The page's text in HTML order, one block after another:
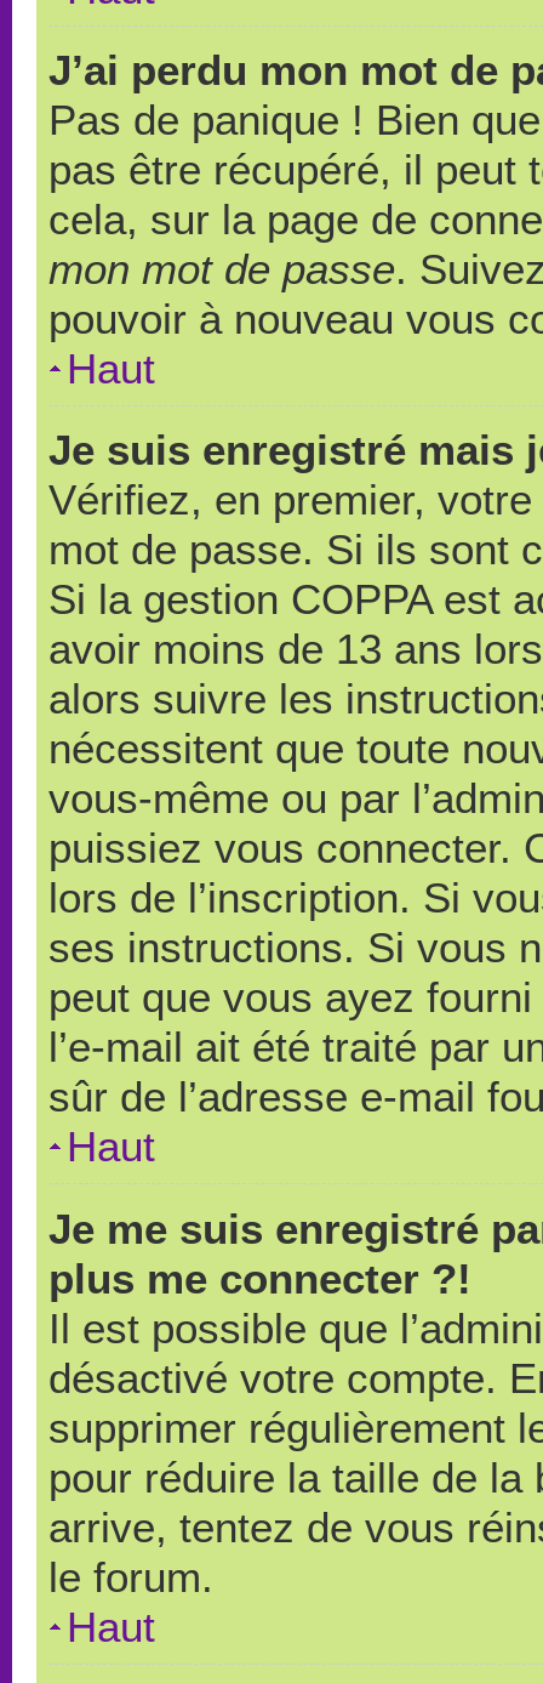
J’ai perdu mon mot de
Pas de panique ! Bien
pas être récupéré, il peut
cela, sur la page de
mon mot de passe.
pouvoir à nouveau vous
Haut
Je suis enregistré mais
Vérifiez, en premier,
mot de passe. Si ils sont
Si la gestion COPPA est
avoir moins de 13 ans
alors suivre les
nécessitent que toute
vous-même ou par
puissiez vous connecter.
lors de l’inscription. Si
ses instructions. Si vous
peut que vous ayez
l’e-mail ait été traité par
sûr de l’adresse e-mail
Haut
Je me suis enregistré
plus me connecter ?!
Il est possible que
désactivé votre compte.
supprimer régulièrement
pour réduire la taille de
arrive, tentez de vous
le forum.
Haut